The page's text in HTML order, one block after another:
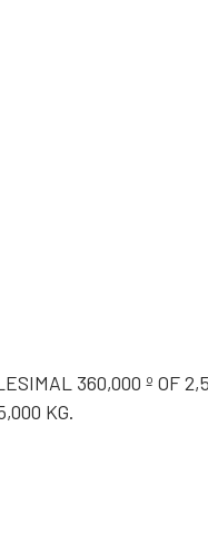
360,000 º OF
KG.